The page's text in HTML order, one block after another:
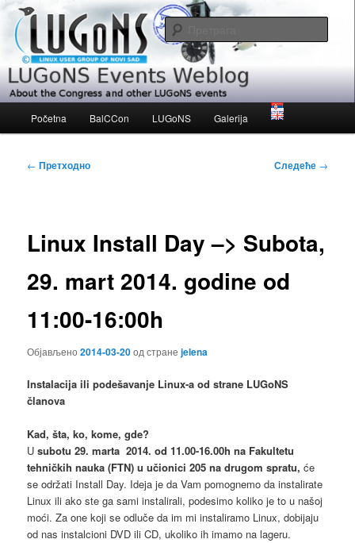
Скочи
примарни
садржајLUGoNS Events Weblog
About the Congress and other LUGoNS events
изборник
Početna BalCCon LUGoNS Galerija
Кретање
← Претходно Следеће →
Linux Install Day –> Subota,
29. mart 2014. godine od
11:00-16:00h
Објављено2014-03-20од странеjelena
Instalacija ili podešavanje Linux-a od strane LUGoNS
članova
Kad, šta, ko, kome, gde?
U subotu 29. marta 2014. od 11.00-16.00h na Fakultetu
tehničkih nauka (FTN) u učionici 205 na drugom spratu, će
se održati Install Day. Ideja je da Vam pomognemo da instalirate
Linux ili ako ste ga sami instalirali, podesimo koliko je to u našoj
moći. Za one koji se odluče da im mi instaliramo Linux, dobijaju
od nas instalcioni DVD ili CD, ukoliko ih imamo na lageru.